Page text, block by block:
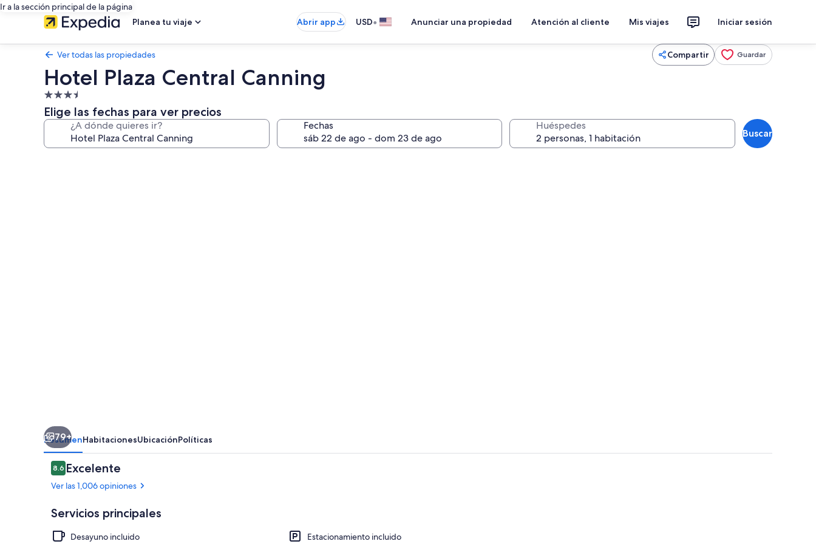
Ir a la sección principal de la página
Planea tu viaje
Abrir app USD• Anunciar una propiedad Atención al cliente Mis viajes Iniciar sesión
Ver todas las propiedades Compartir Guardar
Hotel Plaza Central Canning
Propiedad
de
3.5
estrellas
Elige las fechas para ver precios
¿A dónde quieres ir? Fechas Huéspedes
Buscar
79+
ResumenHabitacionesUbicaciónPolíticas
Opiniones
8.68.6 de 10,
Excelente
Ver las 1,006 opiniones
Servicios principales
Desayuno incluido
Estacionamiento incluido